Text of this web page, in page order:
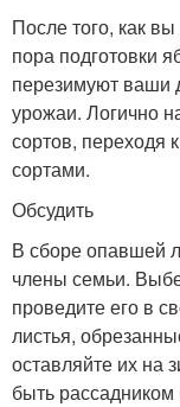
После того, как
пора подготовки
перезимуют ваши
урожаи. Логично
сортов, переходя
сортами.
Обсудить
В сборе опавшей
члены семьи.
проведите его в
листья,
оставляйте их на
быть